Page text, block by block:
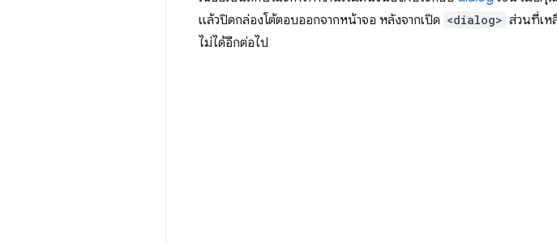
แล้วปิดกล่องโต้ตอบออกจากหน้าจอ หลังจากเปิด <dialog> ส่วนที่เห
ไม่ได้อีกต่อไป